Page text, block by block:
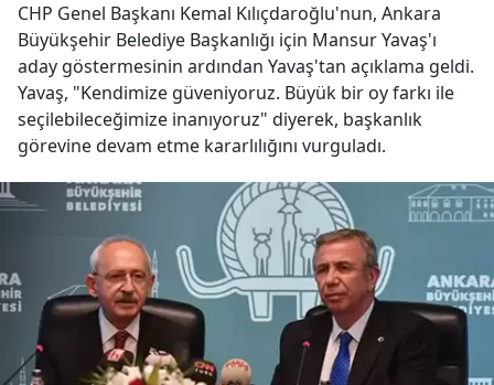
CHP Genel Başkanı Kemal Kılıçdaroğlu'nun, Ankara
Büyükşehir Belediye Başkanlığı için Mansur Yavaş'ı
aday göstermesinin ardından Yavaş'tan açıklama geldi.
Yavaş, "Kendimize güveniyoruz. Büyük bir oy farkı ile
seçilebileceğimize inanıyoruz" diyerek, başkanlık
görevine devam etme kararlılığını vurguladı.